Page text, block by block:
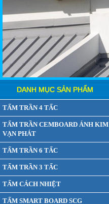
DANH MỤC SẢN PHẨM
TẤM TRẦN 4 TẤC
TẤM TRẦN CEMBOARD ÁNH KIM
VẠN PHÁT
TẤM TRẦN 6 TẤC
TẤM TRẦN 3 TẤC
TẤM CÁCH NHIỆT
TẤM SMART BOARD SCG